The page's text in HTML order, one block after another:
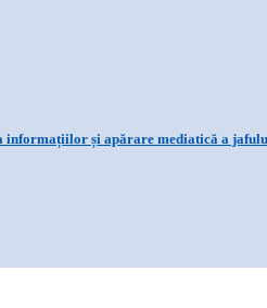
informațiilor și apărare mediatică a